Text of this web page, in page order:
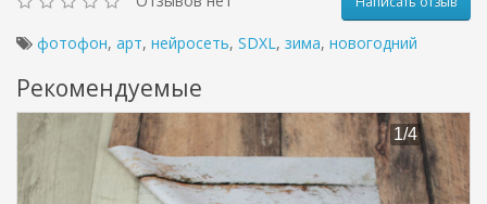
фотофон, арт, нейросеть, SDXL , зима, новогодний
Рекомендуемые